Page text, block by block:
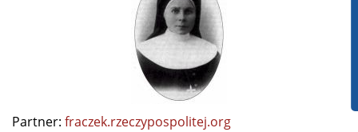
Partner: fraczek.rzeczypospolitej.org